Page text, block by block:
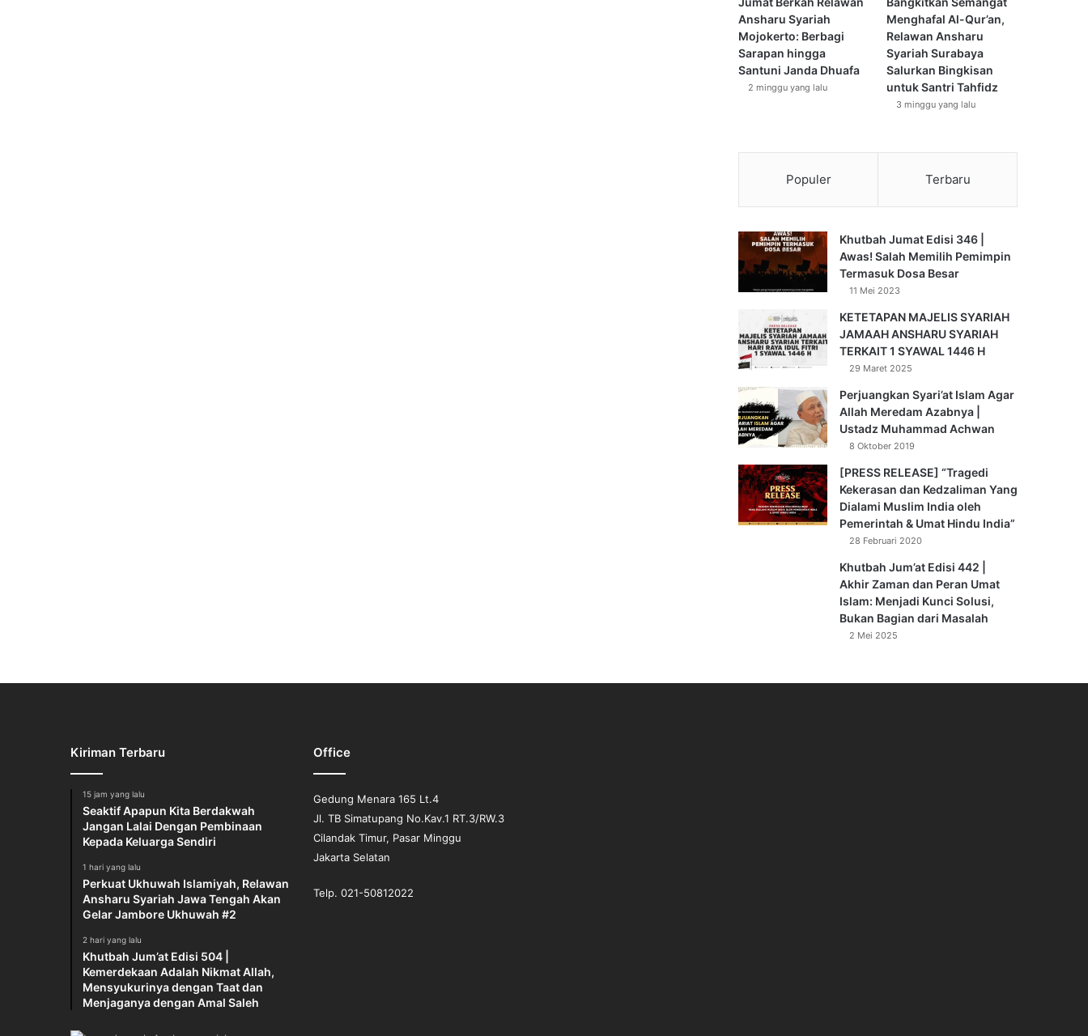
Ansharu Syariah
Mojokerto: Berbagi
Sarapan hingga
Santuni Janda Dhuafa
2 minggu yang lalu
Menghafal Al-Qur’an,
Relawan Ansharu
Syariah Surabaya
Salurkan Bingkisan
untuk Santri Tahfidz
3 minggu yang lalu
Populer Terbaru
Khutbah Jumat Edisi 346 |
Awas! Salah Memilih Pemimpin
Termasuk Dosa Besar
11 Mei 2023
KETETAPAN MAJELIS SYARIAH
JAMAAH ANSHARU SYARIAH
TERKAIT 1 SYAWAL 1446 H
29 Maret 2025
Perjuangkan Syari’at Islam Agar
Allah Meredam Azabnya |
Ustadz Muhammad Achwan
8 Oktober 2019
[PRESS RELEASE] “Tragedi
Kekerasan dan Kedzaliman Yang
Dialami Muslim India oleh
Pemerintah & Umat Hindu India”
28 Februari 2020
Khutbah Jum’at Edisi 442 |
Akhir Zaman dan Peran Umat
Islam: Menjadi Kunci Solusi,
Bukan Bagian dari Masalah
2 Mei 2025
Kiriman Terbaru
15 jam yang lalu
Seaktif Apapun Kita Berdakwah
Jangan Lalai Dengan Pembinaan
Kepada Keluarga Sendiri
1 hari yang lalu
Perkuat Ukhuwah Islamiyah, Relawan
Ansharu Syariah Jawa Tengah Akan
Gelar Jambore Ukhuwah #2
2 hari yang lalu
Khutbah Jum’at Edisi 504 |
Kemerdekaan Adalah Nikmat Allah,
Mensyukurinya dengan Taat dan
Menjaganya dengan Amal Saleh
Office
Gedung Menara 165 Lt.4
Jl. TB Simatupang No.Kav.1 RT.3/RW.3
Cilandak Timur, Pasar Minggu
Jakarta Selatan
Telp. 021-50812022